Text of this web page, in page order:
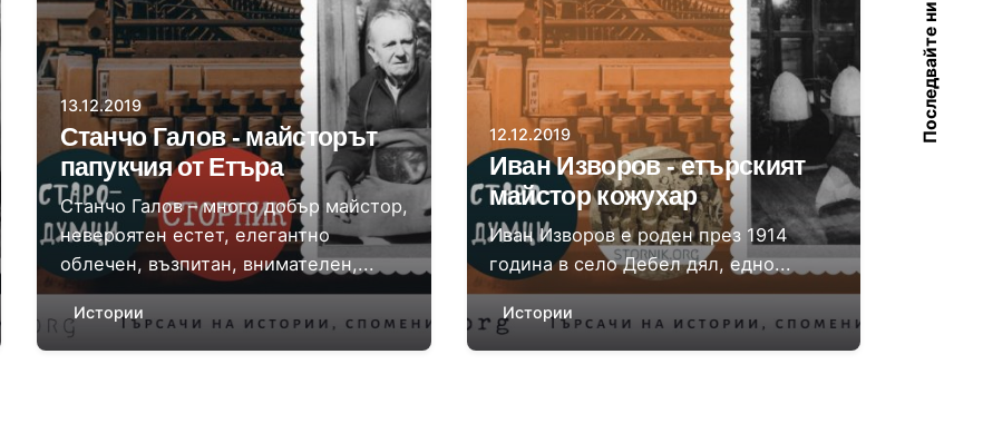
Последвайте ни
Величка Илиева
13.12.2019
Станчо Галов - майсторът
папукчия от Етъра
Станчо Галов – много добър майстор,
невероятен естет, елегантно
облечен, възпитан, внимателен,...
Истории
Величка Илиева
12.12.2019
Иван Изворов - етърският
майстор кожухар
Иван Изворов е роден през 1914
година в село Дебел дял, едно...
Истории